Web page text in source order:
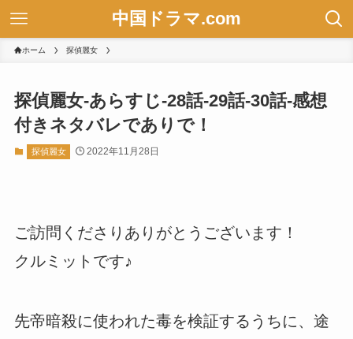
中国ドラマ.com
ホーム 探偵麗女
探偵麗女-あらすじ-28話-29話-30話-感想
付きネタバレでありで！
探偵麗女 2022年11月28日
ご訪問くださりありがとうございます！
クルミットです♪
先帝暗殺に使われた毒を検証するうちに、途